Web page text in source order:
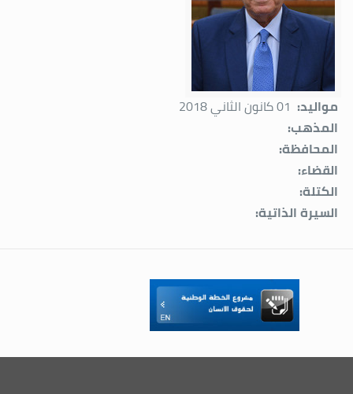
مواليد: 01 كانون الثاني 2018
المذهب:
المحافظة:
القضاء:
الكتلة:
السيرة الذاتية: